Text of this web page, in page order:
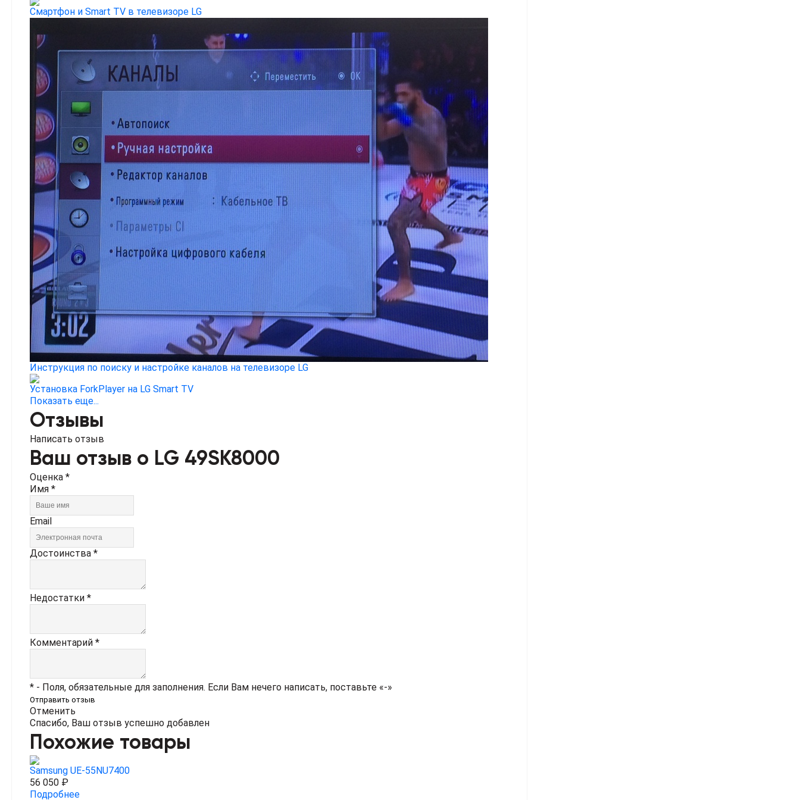
Смартфон и Smart TV в телевизоре LG
Инструкция по поиску и настройке каналов на телевизоре LG
Установка ForkPlayer на LG Smart TV
Показать еще...
Отзывы
Написать отзыв
Ваш отзыв о LG 49SK8000
Оценка *
Имя *
Email
Достоинства *
Недостатки *
Комментарий *
* - Поля, обязательные для заполнения. Если Вам нечего написать, поставьте «-»
Отправить отзыв
Отменить
Спасибо, Ваш отзыв успешно добавлен
Похожие товары
Samsung UE-55NU7400
56 050 ₽
Подробнее